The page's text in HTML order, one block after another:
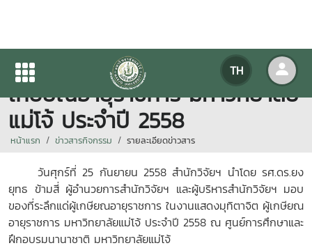
TH
สำนักวิจัยฯ มอบของที่ระลึกแด่ผู้
เกษียณอายุราชการ มหาวิทยาลัย
แม่โจ้ ประจำปี 2558
หน้าแรก ข่าวสารกิจกรรม รายละเอียดข่าวสาร
วันศุกร์ที่ 25 กันยายน 2558 สำนักวิจัยฯ นำโดย รศ.ดร.ยง
ยุทธ ข้ามสี่ ผู้อำนวยการสำนักวิจัยฯ และผู้บริหารสำนักวิจัยฯ มอบ
ของที่ระลึกแด่ผู้เกษียณอายุราชการ ในงานแสดงมุทิตาจิต ผู้เกษียณ
อายุราชการ มหาวิทยาลัยแม่โจ้ ประจำปี 2558 ณ ศูนย์การศึกษาและ
ฝึกอบรมนานาชาติ มหาวิทยาลัยแม่โจ้